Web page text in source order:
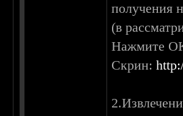
получения
(в
Нажмите
Скрин: